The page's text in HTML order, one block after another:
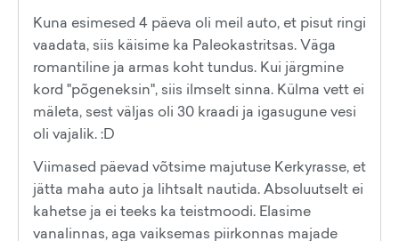
Kuna esimesed 4 päeva oli meil auto, et pisut ringi
vaadata, siis käisime ka Paleokastritsas. Väga
romantiline ja armas koht tundus. Kui järgmine
kord "põgeneksin", siis ilmselt sinna. Külma vett ei
mäleta, sest väljas oli 30 kraadi ja igasugune vesi
oli vajalik. :D
Viimased päevad võtsime majutuse Kerkyrasse, et
jätta maha auto ja lihtsalt nautida. Absoluutselt ei
kahetse ja ei teeks ka teistmoodi. Elasime
vanalinnas, aga vaiksemas piirkonnas majade